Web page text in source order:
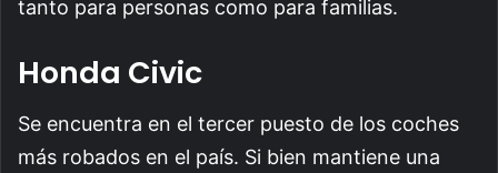
tanto para personas como para familias.
Honda Civic
Se encuentra en el tercer puesto de los coches
más robados en el país. Si bien mantiene una